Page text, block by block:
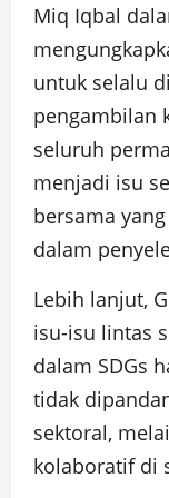
Miq Iqbal
untuk selalu
pengambilan
seluruh
menjadi isu
bersama
dalam
Lebih lanjut,
isu-isu lintas
dalam SDGs
tidak
sektoral,
kolaboratif di